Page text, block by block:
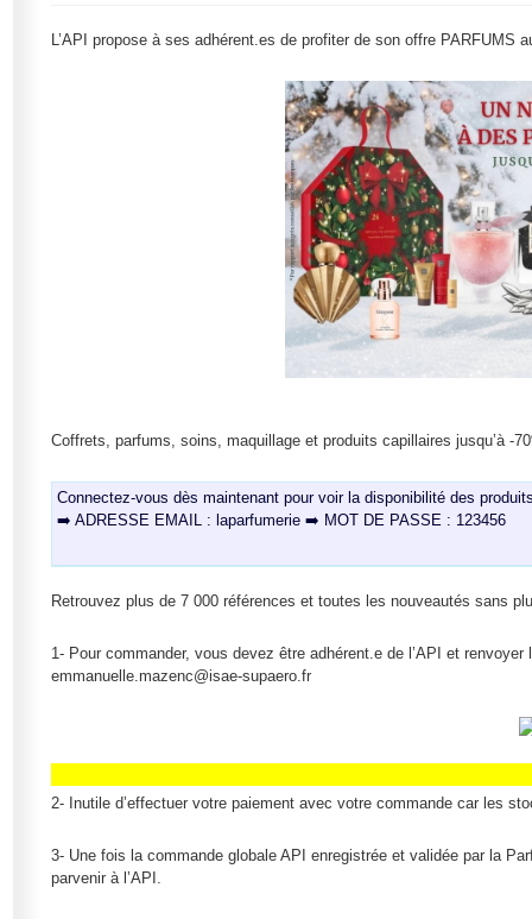
L’API propose à ses adhérent.es de profiter de son offre PARFUMS
Coffrets, parfums, soins, maquillage et produits capillaires jusqu’à -
Connectez-vous dès maintenant pour voir la disponibilité des
➡️ ADRESSE EMAIL : laparfumerie ➡️ MOT DE PASSE : 123456
Retrouvez plus de 7 000 références et toutes les nouveautés sans
1- Pour commander, vous devez être adhérent.e de l’API et
emmanuelle.mazenc@isae-supaero.fr
2- Inutile d’effectuer votre paiement avec votre commande car les
3- Une fois la commande globale API enregistrée et validée par la
parvenir à l’API.